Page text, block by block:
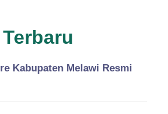
Kabupaten Melawi Resmi